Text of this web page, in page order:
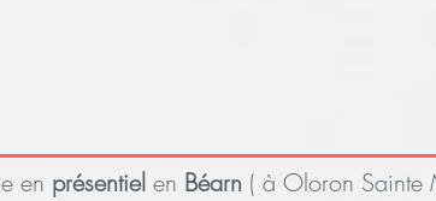
en présentiel en Béarn ( à Oloron Sainte